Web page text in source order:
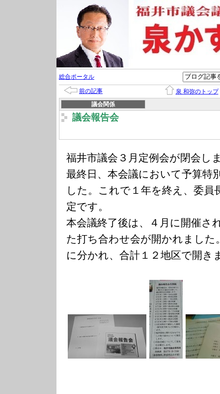
総合ポータル
前の記事
泉 和弥のトップ
議会関係
議会報告会
福井市議会３月定例会が閉会し
最終日、本会議において予算特
した。これで１年を終え、委員
定です。
本会議終了後は、４月に開催さ
た打ち合わせ会が開かれました
に分かれ、合計１２地区で開き